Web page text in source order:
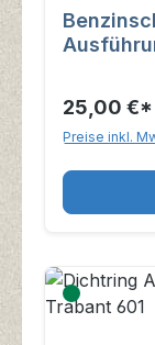
25,00 €*
Preise inkl.